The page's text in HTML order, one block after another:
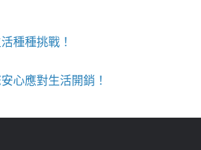
種種挑戰！
心應對生活開銷！